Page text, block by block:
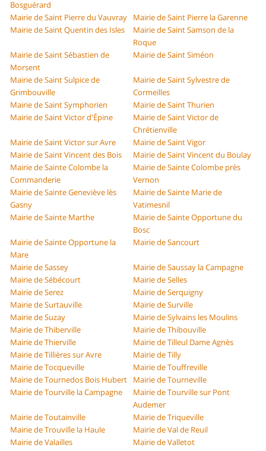
Bosguérard
Mairie de Saint Pierre du Vauvray
Mairie de Saint Pierre la Garenne
Mairie de Saint Quentin des Isles
Mairie de Saint Samson de la
Roque
Mairie de Saint Sébastien de
Morsent
Mairie de Saint Siméon
Mairie de Saint Sulpice de
Grimbouville
Mairie de Saint Sylvestre de
Cormeilles
Mairie de Saint Symphorien
Mairie de Saint Thurien
Mairie de Saint Victor d'Épine
Mairie de Saint Victor de
Chrétienville
Mairie de Saint Victor sur Avre
Mairie de Saint Vigor
Mairie de Saint Vincent des Bois
Mairie de Saint Vincent du Boulay
Mairie de Sainte Colombe la
Commanderie
Mairie de Sainte Colombe près
Vernon
Mairie de Sainte Geneviève lès
Gasny
Mairie de Sainte Marie de
Vatimesnil
Mairie de Sainte Marthe
Mairie de Sainte Opportune du
Bosc
Mairie de Sainte Opportune la
Mare
Mairie de Sancourt
Mairie de Sassey
Mairie de Saussay la Campagne
Mairie de Sébécourt
Mairie de Selles
Mairie de Serez
Mairie de Serquigny
Mairie de Surtauville
Mairie de Surville
Mairie de Suzay
Mairie de Sylvains les Moulins
Mairie de Thiberville
Mairie de Thibouville
Mairie de Thierville
Mairie de Tilleul Dame Agnès
Mairie de Tillières sur Avre
Mairie de Tilly
Mairie de Tocqueville
Mairie de Touffreville
Mairie de Tournedos Bois Hubert
Mairie de Tourneville
Mairie de Tourville la Campagne
Mairie de Tourville sur Pont
Audemer
Mairie de Toutainville
Mairie de Triqueville
Mairie de Trouville la Haule
Mairie de Val de Reuil
Mairie de Valailles
Mairie de Valletot